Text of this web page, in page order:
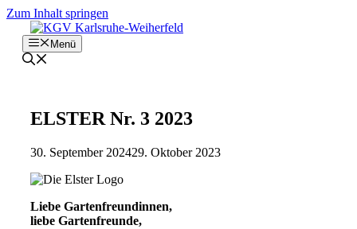
Zum Inhalt springen
Menü
ELSTER Nr. 3 2023
30. September 202429. Oktober 2023
Liebe Gartenfreundinnen,
liebe Gartenfreunde,